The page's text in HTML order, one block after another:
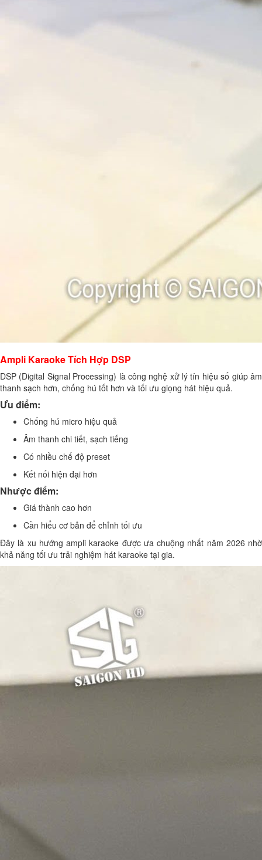
Ampli Karaoke Tích Hợp DSP
DSP (Digital Signal Processing) là công nghệ xử lý tín hiệu số giúp âm
thanh sạch hơn, chống hú tốt hơn và tối ưu giọng hát hiệu quả.
Ưu điểm:
Chống hú micro hiệu quả
Âm thanh chi tiết, sạch tiếng
Có nhiều chế độ preset
Kết nối hiện đại hơn
Nhược điểm:
Giá thành cao hơn
Cần hiểu cơ bản để chỉnh tối ưu
Đây là xu hướng ampli karaoke được ưa chuộng nhất năm 2026 nhờ
khả năng tối ưu trải nghiệm hát karaoke tại gia.